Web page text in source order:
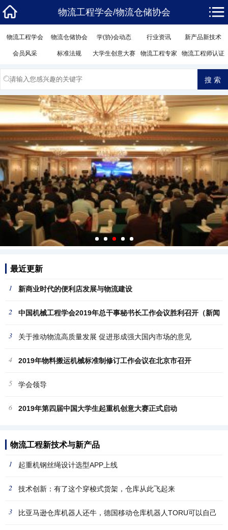
物流工程学会/物流仓储协会
物流工程学会 物流仓储协会 学(协)会动态 行业资讯 新产品新技术
会员风采 标准法规 大学生创意大赛 物流工程专家 物流工程师认证
最近更新
1 新商业时代的便利店发展与物流建设
2 中国机械工程学会2019年总干事秘书长工作会议胜利召开（新闻
稿
3 关于推动物流高质量发展 促进形成强大国内市场的意见
4 2019年物料搬运机械标准制修订工作会议在北京市召开
5 学会领导
6 2019年第四届中国大学生起重机创意大赛正式启动
物流工程新技术与新产品
1 起重机钢丝绳设计选型APP上线
2 技术创新：有了这个穿梭式货架，仓库从此飞起来
3 比亚马逊仓库机器人还牛，德国移动仓库机器人TORU可以自己